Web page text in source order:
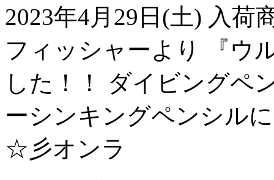
2023年4月29日(土) 入荷
フィッシャーより 『ウ
した！！ ダイビングペ
ーシンキングペンシル
☆彡オンラ